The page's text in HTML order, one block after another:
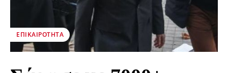
ΕΠΙΚΑΙΡΌΤΗΤΑ